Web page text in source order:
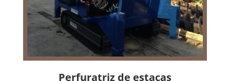
Perfuratriz de estacas